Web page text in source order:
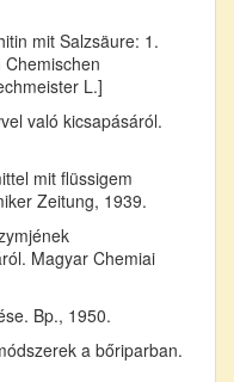
mit Salzsäure: 1.
L.]
való kicsapásáról.
mit flüssigem
Zeitung, 1939.
Magyar Chemiai
Bp., 1950.
a bőriparban.